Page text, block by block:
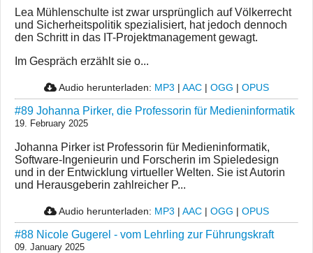
Lea Mühlenschulte ist zwar ursprünglich auf Völkerrecht
und Sicherheitspolitik spezialisiert, hat jedoch dennoch
den Schritt in das IT-Projektmanagement gewagt.
Im Gespräch erzählt sie o...
Audio herunterladen: MP3 | AAC | OGG | OPUS
#89 Johanna Pirker, die Professorin für Medieninformatik
19. February 2025
Johanna Pirker ist Professorin für Medieninformatik,
Software-Ingenieurin und Forscherin im Spieledesign
und in der Entwicklung virtueller Welten. Sie ist Autorin
und Herausgeberin zahlreicher P...
Audio herunterladen: MP3 | AAC | OGG | OPUS
#88 Nicole Gugerel - vom Lehrling zur Führungskraft
09. January 2025